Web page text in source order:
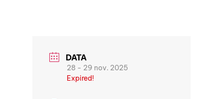
DATA
28 - 29 nov. 2025
Expired!